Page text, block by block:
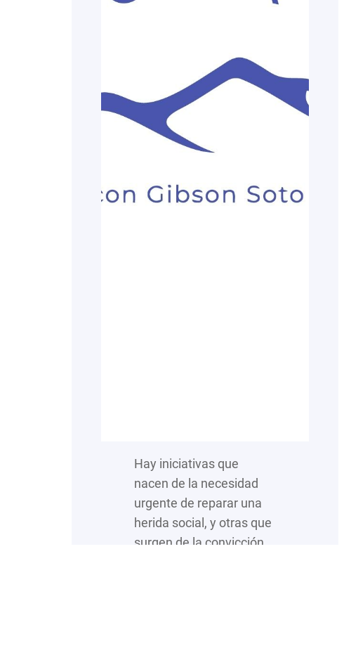
Hay iniciativas que
nacen de la necesidad
urgente de reparar una
herida social, y otras que
surgen de la convicción